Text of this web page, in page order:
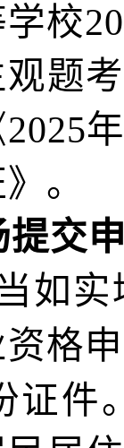
校
题
。
提交
如实
资格
证件